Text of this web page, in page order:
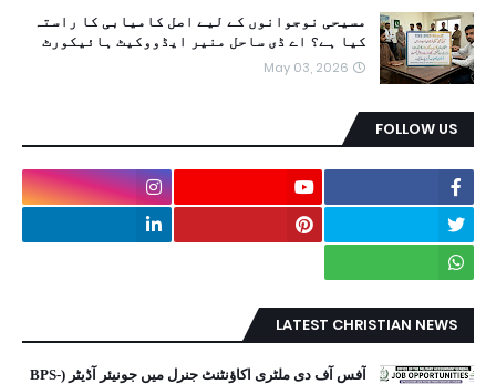
مسیحی نوجوانوں کے لیے اصل کامیابی کا راستہ
کیا ہے؟ اے ڈی ساحل منیر ایڈووکیٹ ہائیکورٹ
May 03, 2026
FOLLOW US
LATEST CHRISTIAN NEWS
آفس آف دی ملٹری اکاؤنٹنٹ جنرل میں جونیئر آڈیٹر (BPS-